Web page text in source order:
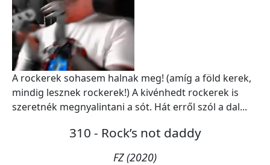
A rockerek sohasem halnak meg! (amíg a föld kerek,
mindig lesznek rockerek!) A kivénhedt rockerek is
szeretnék megnyalintani a sót. Hát erről szól a dal...
310 - Rock’s not daddy
FZ (2020)